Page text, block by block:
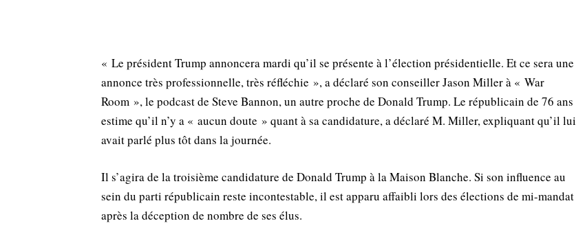
« Le président Trump annoncera mardi qu’il se présente à l’élection présidentielle. Et ce sera une
annonce très professionnelle, très réfléchie », a déclaré son conseiller Jason Miller à « War
Room », le podcast de Steve Bannon, un autre proche de Donald Trump. Le républicain de 76 ans
estime qu’il n’y a « aucun doute » quant à sa candidature, a déclaré M. Miller, expliquant qu’il lui
avait parlé plus tôt dans la journée.
Il s’agira de la troisième candidature de Donald Trump à la Maison Blanche. Si son influence au
sein du parti républicain reste incontestable, il est apparu affaibli lors des élections de mi-mandat
après la déception de nombre de ses élus.